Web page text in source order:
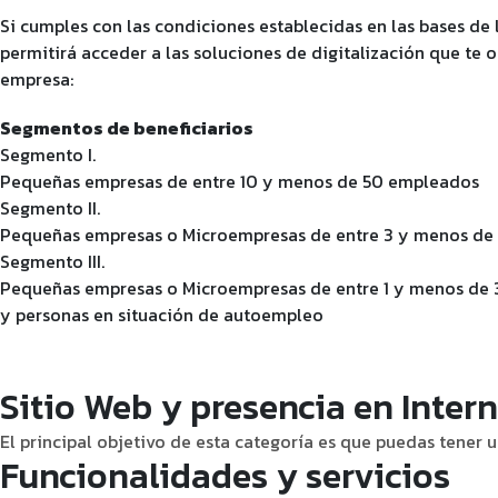
Si cumples con las condiciones establecidas en las bases
permitirá acceder a las soluciones de digitalización que te
empresa:
Segmentos de beneficiarios
Segmento I.
Pequeñas empresas de entre 10 y menos de 50 empleados
Segmento II.
Pequeñas empresas o Microempresas de entre 3 y menos
Segmento III.
Pequeñas empresas o Microempresas de entre 1 y menos
y personas en situación de autoempleo
Sitio Web y presencia en
El principal objetivo de esta categoría es que puedas tener
Funcionalidades y servicios